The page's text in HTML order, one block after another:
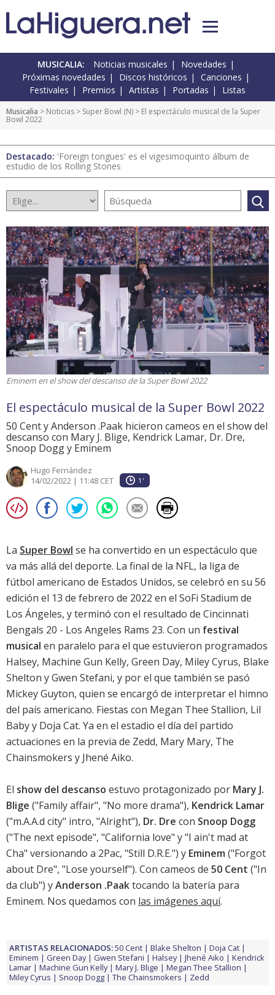
MUSICALIA: Noticias musicales
Novedades
Próximas novedades
Discos históricos
Canciones
Festivales
Premios Artistas Portadas Listas
Musicalia > Noticias > Super Bowl (N) > El espectáculo musical de la Super
Bowl 2022
Destacado: 'Foreign tongues' es el vigesimoquinto álbum de
estudio de los Rolling Stones
Eminem en el show del descanso de la Super Bowl 2022
El espectáculo musical de la Super Bowl 2022
50 Cent y Anderson .Paak hicieron cameos en el show del
descanso con Mary J. Blige, Kendrick Lamar, Dr. Dre,
Snoop Dogg y Eminem
Hugo Fernández
14/02/2022 | 11:48 CET
1'
La Super Bowl se ha convertido en un espectáculo que
va más allá del deporte. La final de la NFL, la liga de
fútbol americano de Estados Unidos, se celebró en su 56
edición el 13 de febrero de 2022 en el SoFi Stadium de
Los Ángeles, y terminó con el resultado de Cincinnati
Bengals 20 - Los Angeles Rams 23. Con un festival
musical en paralelo para el que estuvieron programados
Halsey, Machine Gun Kelly, Green Day, Miley Cyrus, Blake
Shelton y Gwen Stefani, y por el que también se pasó
Mickey Guyton, quien se encargó de interpretar el himno
del país americano. Fiestas con Megan Thee Stallion, Lil
Baby y Doja Cat. Ya en el estadio el día del partido
actuaciones en la previa de Zedd, Mary Mary, The
Chainsmokers y Jhené Aiko.
El show del descanso estuvo protagonizado por Mary J.
Blige ("Family affair", "No more drama"), Kendrick Lamar
("m.A.A.d city" intro, "Alright"), Dr. Dre con Snoop Dogg
("The next episode", "California love" y "I ain't mad at
Cha" versionando a 2Pac, "Still D.R.E.") y Eminem ("Forgot
about Dre", "Lose yourself"). Con cameos de 50 Cent ("In
da club") yAnderson .Paaktocando la batería para
Eminem. Nos quedamos con las imágenes aquí.
ARTISTAS RELACIONADOS:50 Cent Blake Shelton
Doja Cat
Eminem
Green Day Gwen Stefani Halsey Jhené Aiko
Kendrick
Lamar
Machine Gun Kelly Mary J. Blige
Megan Thee Stallion
Miley Cyrus
Snoop Dogg The Chainsmokers Zedd